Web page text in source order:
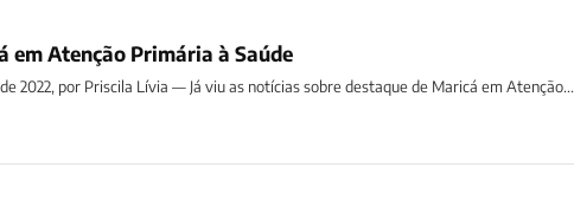
em Atenção Primária à Saúde
2022, por Priscila Lívia — Já viu as notícias sobre destaque de Maricá em Atenção...